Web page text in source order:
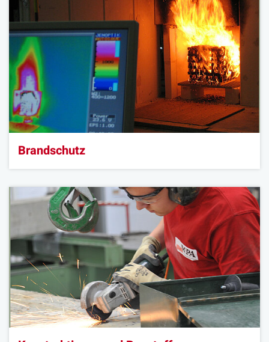
Brandschutz